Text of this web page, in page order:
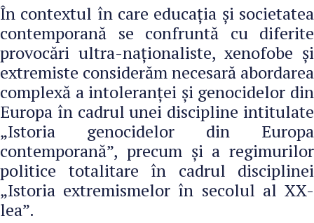
În contextul în care educația și societatea
contemporană se confruntă cu diferite
provocări ultra-naționaliste, xenofobe și
extremiste considerăm necesară abordarea
complexă a intoleranței și genocidelor din
Europa în cadrul unei discipline intitulate
„Istoria genocidelor din Europa
contemporană”, precum și a regimurilor
politice totalitare în cadrul disciplinei
„Istoria extremismelor în secolul al XX-
lea”.